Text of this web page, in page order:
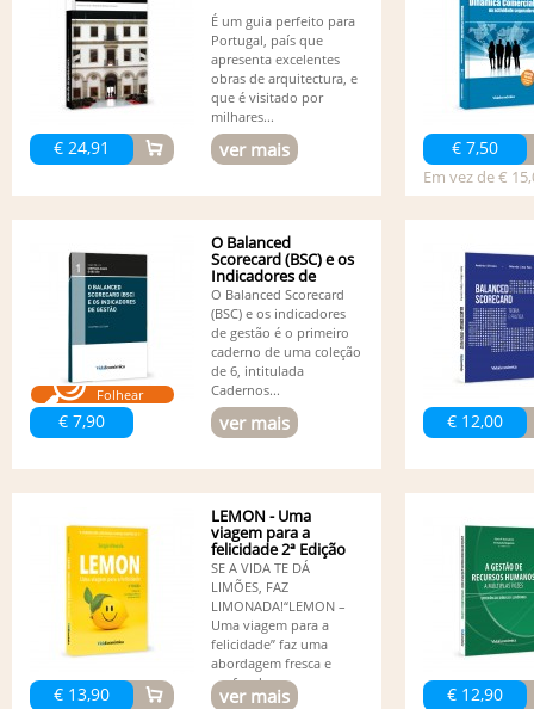
€ 24,91
É um guia perfeito para
Portugal, país que
apresenta excelentes
obras de arquitectura, e
que é visitado por
milhares...
ver mais € 7,50
Em vez de €
Folhear
€ 7,90
O Balanced
Scorecard (BSC) e os
Indicadores de
Gestão
O Balanced Scorecard
(BSC) e os indicadores
de gestão é o primeiro
caderno de uma coleção
de 6, intitulada
Cadernos...
ver mais € 12,00
€ 13,90
LEMON - Uma
viagem para a
felicidade 2ª Edição
SE A VIDA TE DÁ
LIMÕES, FAZ
LIMONADA!“LEMON –
Uma viagem para a
felicidade” faz uma
abordagem fresca e
profunda...
ver mais € 12,90